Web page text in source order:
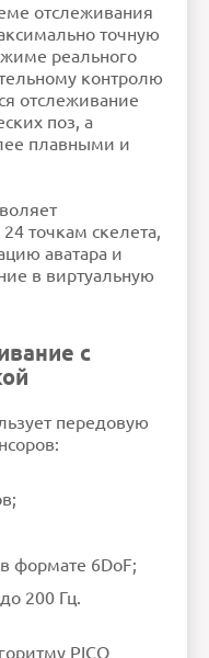
отслеживания
точную
реального
контролю
отслеживание
поз, а
плавными и
точкам скелета,
аватара и
в виртуальную
с
передовую
формате 6DoF;
200 Гц.
PICO